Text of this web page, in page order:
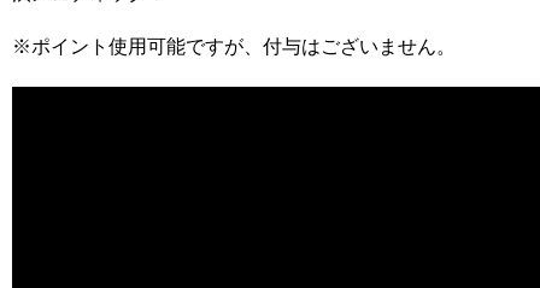
※ポイント使用可能ですが、付与はございません。